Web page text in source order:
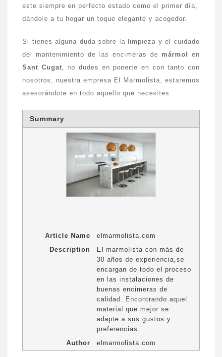
este siempre en perfecto estado como el primer día,
dándole a tu hogar un toque elegante y acogedor.
Si tienes alguna duda sobre la limpieza y el cuidado
del mantenimiento de las encimeras de mármol en
Sant Cugat, no dudes en ponerte en con tanto con
nosotros, nuestra empresa El Marmolista, estaremos
asesorándote en todo aquello que necesites.
Summary
Article Name
elmarmolista.com
Description
El marmolista con más de
30 años de experiencia,se
encargan de todo el proceso
en las instalaciones de
buenas encimeras de
calidad. Encontrando aquel
material que mejor se
adapte a sus gustos y
preferencias.
Author
elmarmolista.com